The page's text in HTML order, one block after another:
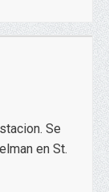
Se
en St.